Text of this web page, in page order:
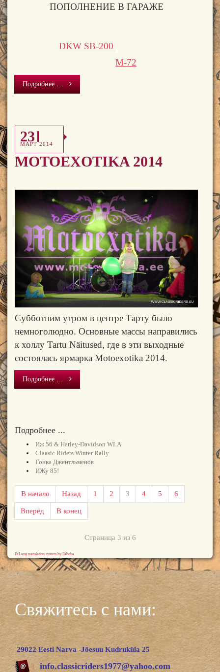
ПОПОЛНЕНИЕ В ГАРАЖЕ
DKW SB-200
M-72
Подробнее ...
23
МАРТ 2014
MOTOEXOTIKA 2014
Субботним утром в центре Тарту было
немноголюдно. Основные массы направились
к холлу Tartu Näitused, где в эти выходные
состоялась ярмарка Motoexotika 2014.
Подробнее ...
Подробнее ...
Иж 56 & Harley-Davidson WLA
Claasic Riders Winter Rally
Гонка Джентльменов
ИЖу 85!
В начало Назад 1 2 3 4 5 6
Вперёд В конец
Страница 3 из 6
FaLang translation system by Faboba
Свяжитесь с нами:
29022 Eesti Narva -Jõesuu Kudruküla 25
: info.classicriders1977@yahoo.com